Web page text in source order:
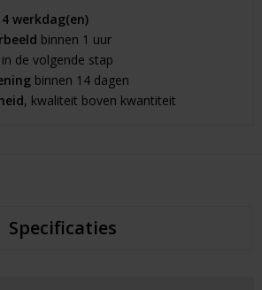
4 werkdag(en)
binnen 1 uur
in de volgende stap
binnen 14 dagen
, kwaliteit boven kwantiteit
Specificaties